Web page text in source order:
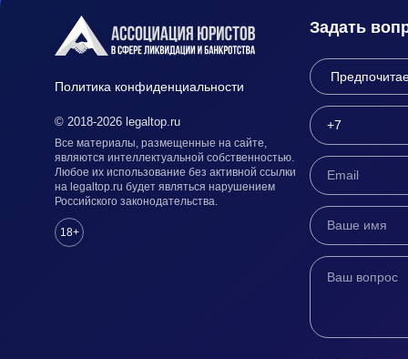
Политика конфиденциальности
© 2018-2026 legaltop.ru
Все материалы, размещенные на сайте,
являются интеллектуальной собственностью.
Любое их использование без активной ссылки
на legaltop.ru будет являться нарушением
Российского законодательства.
18+
Задать